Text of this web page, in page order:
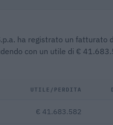
ha registrato un fatturato
con un utile di €
UTILE/PERDITA
€ 41.683.582